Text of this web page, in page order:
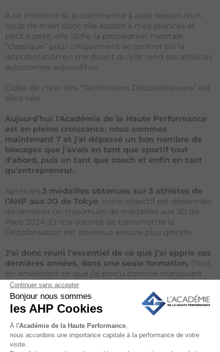
À ce moment-là, je commence à avoir besoin d’un
coup de main donc elle assiste à mes séances et
petit à petit, elle lâche la préparation mentale
“classique” pour uniquement se centrer sur la
dépolarisation en me disant qu’elle rend ses athlètes
autonomes aujourd’hui.
L’idée de créer des “Techniciens Dépolarisateurs” est
alors née.
Aujourd’hui l’Académie de la Haute Performance
est en pleine croissance, nous sommes
maintenant 7 et j'ai dépassé un bon nombre de
blocages que j'avais en tant que sportif tout
d'abord, puis en tant que coach et enfin en tant
qu'entrepreneur.
Après les 3 médailles obtenues sur 3 athlètes de
l’AHP aux JO de Tokyo, notre objectif est désormais
de ramener un maximum de médailles aux JO de
Paris 2024. Et ma volonté de transmettre la
Dépolarisation est devenue encore plus grande.
J’ai donc réuni l'essentiel de ce que j’ai appris ces
dernières années, dans une seule formation. (Tout
en améliorant ce que j’ai perçu comme manquant
dans ces formations, notamment au niveau de la
pratique et du feedback).
Nous avons donc réfléchi au meilleur équilibre entre :
le programme en ligne qui fait gagner du
temps